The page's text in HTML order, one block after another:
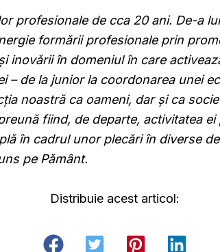
profesionale de cca 20 ani. De-a
formării profesionale prin
inovării în domeniul în care
– de la junior la coordonarea unei
noastră ca oameni, dar și ca
fiind, de departe, activitatea
în cadrul unor plecări în diverse
pe Pământ.
Distribuie acest articol: